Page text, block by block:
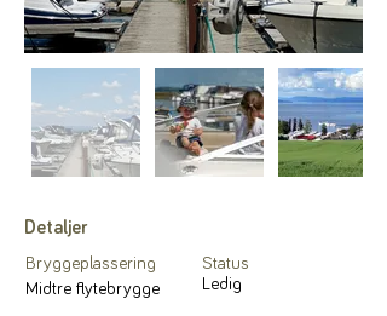
Detaljer
Bryggeplassering
Status
Midtre flytebrygge
Ledig